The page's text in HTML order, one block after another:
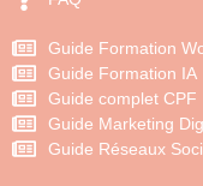
Guide Formation
Guide Formation IA
Guide complet CPF
Guide Marketing
Guide Réseaux